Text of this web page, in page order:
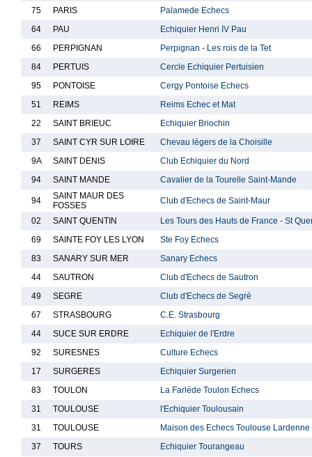
75 PARIS
Palamede Echecs
64
PAU
Echiquier Henri IV Pau
66
PERPIGNAN
Perpignan - Les rois de la Tet
84
PERTUIS
Cercle Echiquier Pertuisien
95
PONTOISE
Cergy Pontoise Echecs
51
REIMS
Reims Echec et Mat
22
SAINT BRIEUC
Echiquier Briochin
37
SAINT CYR SUR LOIRE
Chevau légers de la Choisille
9A
SAINT DENIS
Club Echiquier du Nord
94
SAINT MANDE Cavalier de la Tourelle Saint-Mande
94
SAINT MAUR DES
FOSSES
Club d'Echecs de Saint-Maur
02 SAINT QUENTIN
Les Tours des Hauts de France - St
69
SAINTE FOY LES LYON
Ste Foy Echecs
83
SANARY SUR MER
Sanary Echecs
44
SAUTRON
Club d'Echecs de Sautron
49
SEGRE
Club d'Echecs de Segré
67
STRASBOURG
C.E. Strasbourg
44
SUCE SUR ERDRE
Echiquier de l'Erdre
92
SURESNES
Culture Echecs
17
SURGERES
Echiquier Surgerien
83
TOULON
La Farlède Toulon Echecs
31
TOULOUSE
l'Echiquier Toulousain
31
TOULOUSE
Maison des Echecs Toulouse Lardenne
37
TOURS Echiquier Tourangeau